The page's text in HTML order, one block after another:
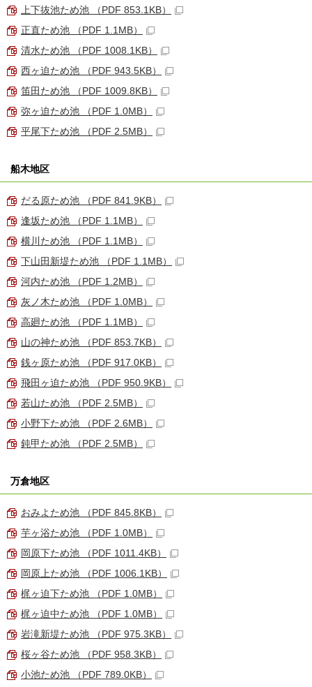
上下抜池ため池 （PDF 853.1KB）
正直ため池 （PDF 1.1MB）
清水ため池 （PDF 1008.1KB）
西ヶ迫ため池 （PDF 943.5KB）
笛田ため池 （PDF 1009.8KB）
弥ヶ迫ため池 （PDF 1.0MB）
平尾下ため池 （PDF 2.5MB）
船木地区
だる原ため池 （PDF 841.9KB）
逢坂ため池 （PDF 1.1MB）
横川ため池 （PDF 1.1MB）
下山田新堤ため池 （PDF 1.1MB）
河内ため池 （PDF 1.2MB）
灰ノ木ため池 （PDF 1.0MB）
高廻ため池 （PDF 1.1MB）
山の神ため池 （PDF 853.7KB）
銭ヶ原ため池 （PDF 917.0KB）
飛田ヶ迫ため池 （PDF 950.9KB）
若山ため池 （PDF 2.5MB）
小野下ため池 （PDF 2.6MB）
鈍甲ため池 （PDF 2.5MB）
万倉地区
おみよため池 （PDF 845.8KB）
芋ヶ浴ため池 （PDF 1.0MB）
岡原下ため池 （PDF 1011.4KB）
岡原上ため池 （PDF 1006.1KB）
梶ヶ迫下ため池 （PDF 1.0MB）
梶ヶ迫中ため池 （PDF 1.0MB）
岩滝新堤ため池 （PDF 975.3KB）
桜ヶ谷ため池 （PDF 958.3KB）
小池ため池 （PDF 789.0KB）